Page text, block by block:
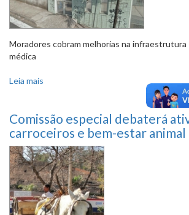
Moradores cobram melhorias na infraestrutura
médica
Leia mais
Comissão especial debaterá
carroceiros e bem-estar animal